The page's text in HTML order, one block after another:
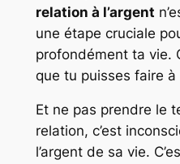
relation à l’argent
une étape cruciale
profondément ta vie.
que tu puisses faire
Et ne pas prendre le
relation, c’est
l’argent de sa vie.